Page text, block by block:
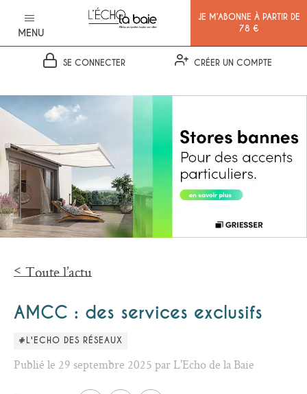
MENU
JE M’ABONNE À PARTIR DE
78 €
SE CONNECTER CRÉER UN COMPTE
Toute l’actu
AMCC : des services exclusifs
#L'ECHO DES RÉSEAUX
Publié le 29 septembre 2025 par L'Echo de la Baie